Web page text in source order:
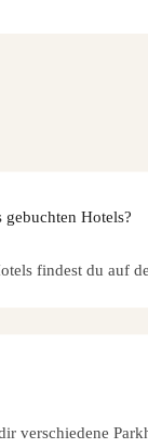
Hotels?
findest du auf
verschiedene